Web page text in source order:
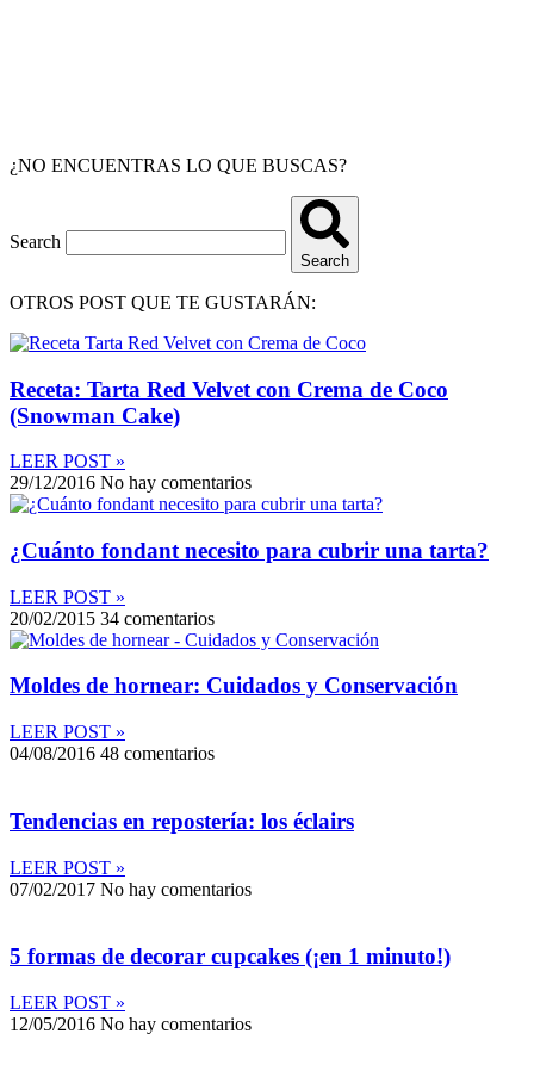
¿NO ENCUENTRAS LO QUE BUSCAS?
Search
Search
OTROS POST QUE TE GUSTARÁN:
Receta: Tarta Red Velvet con Crema de Coco
(Snowman Cake)
LEER POST »
29/12/2016 No hay comentarios
¿Cuánto fondant necesito para cubrir una tarta?
LEER POST »
20/02/2015 34 comentarios
Moldes de hornear: Cuidados y Conservación
LEER POST »
04/08/2016 48 comentarios
Tendencias en repostería: los éclairs
LEER POST »
07/02/2017 No hay comentarios
5 formas de decorar cupcakes (¡en 1 minuto!)
LEER POST »
12/05/2016 No hay comentarios